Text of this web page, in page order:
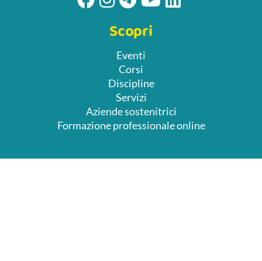
Scopri
Eventi
Corsi
Discipline
Servizi
Aziende sostenitrici
Formazione professionale online